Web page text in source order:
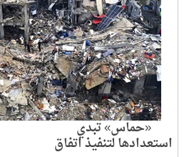
«حماس» تبدي
استعدادها لتنفيذ اتفاق